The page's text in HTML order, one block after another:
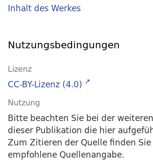
Inhalt des Werkes
Nutzungsbedingungen
Lizenz
CC-BY-Lizenz (4.0)
Nutzung
Bitte beachten Sie bei der
dieser Publikation die hier
Zum Zitieren der Quelle finden
empfohlene Quellenangabe.